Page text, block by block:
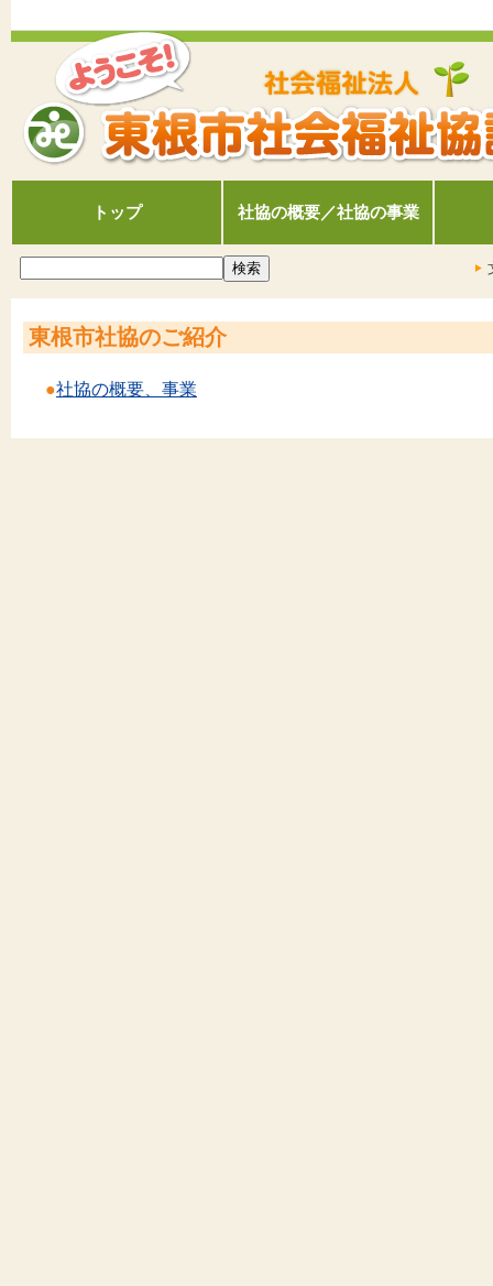
トップ 社協の概要／社協の事業
東根市社協のご紹介
●社協の概要、事業